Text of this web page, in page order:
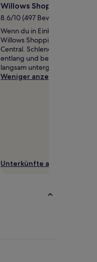
Willows Shopping Centre
8.6/10 (497 Bewertungen)
Wenn du in Einkaufslaune
Willows Shopping Centre in
Central. Schlender gemütlich
entlang und beobachte, wie
langsam untergeht.
Weniger anzeigen
Unterkünfte anzeigen